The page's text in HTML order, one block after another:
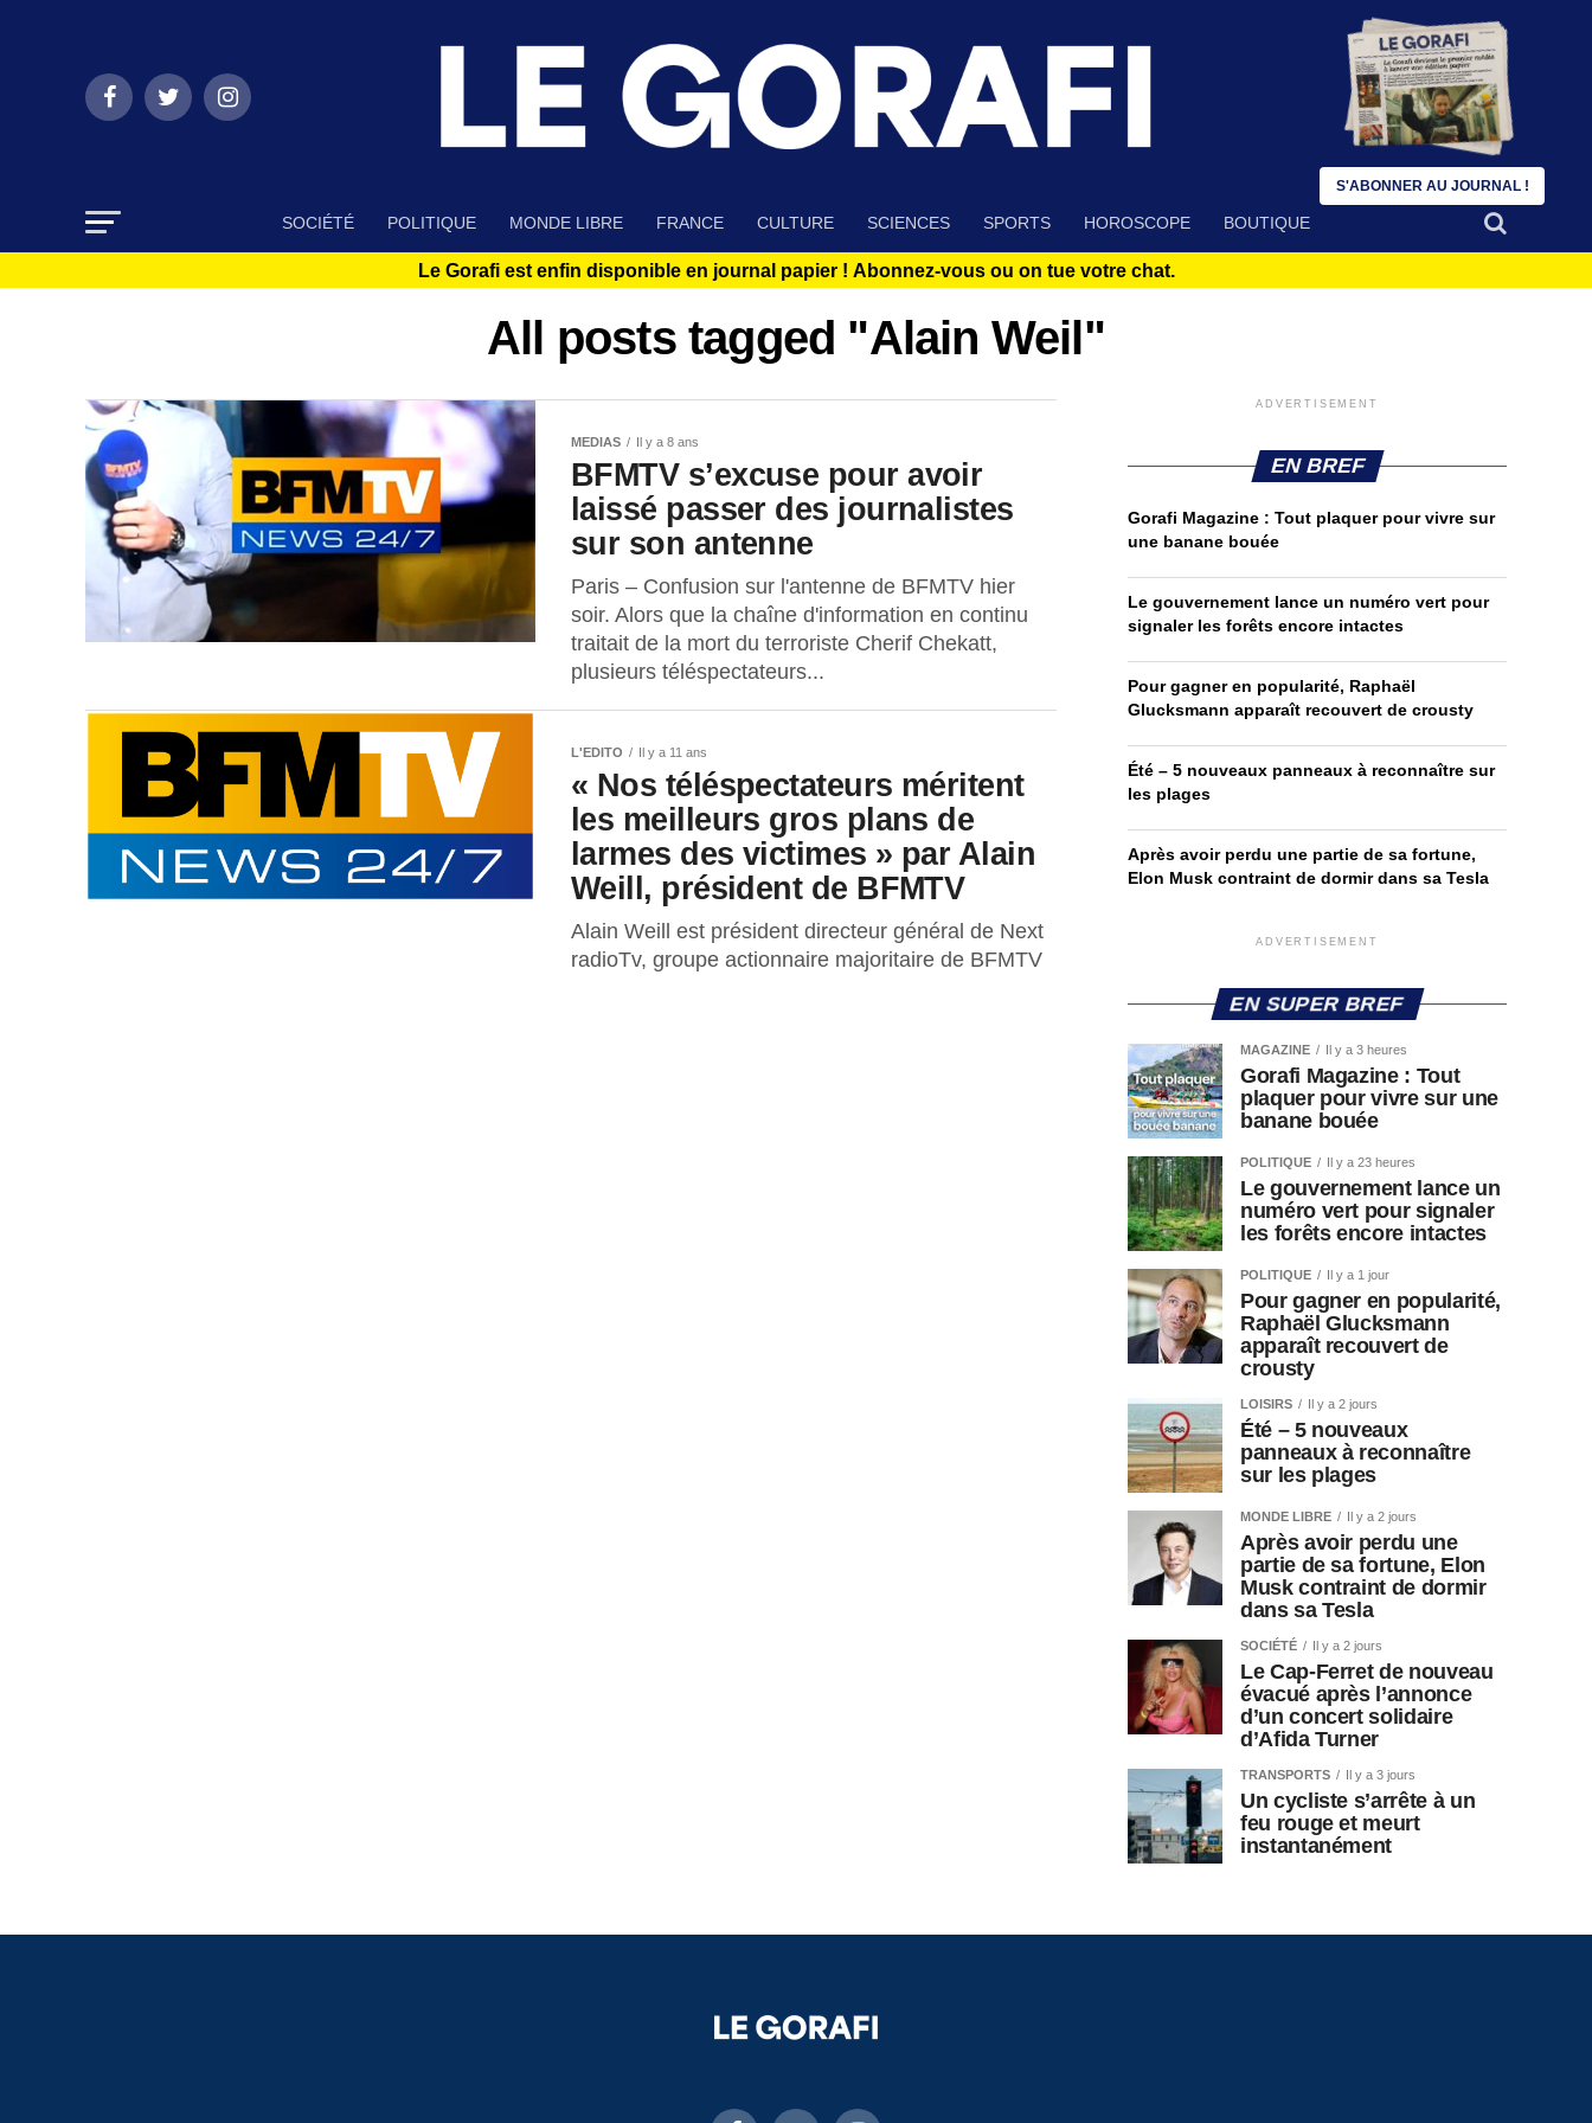
SOCIÉTÉ POLITIQUE MONDE LIBRE FRANCE CULTURE SCIENCES SPORTS HOROSCOPE BOUTIQUE
Le Gorafi est enfin disponible en journal papier ! Abonnez-vous ou on tue votre chat.
All posts tagged "Alain Weil"
MEDIAS Il y a 8 ans
BFMTV s’excuse pour avoir
laissé passer des journalistes
sur son antenne
Paris – Confusion sur l'antenne de BFMTV hier
soir. Alors que la chaîne d'information en continu
traitait de la mort du terroriste Cherif Chekatt,
plusieurs téléspectateurs...
L'EDITO Il y a 11 ans
« Nos téléspectateurs méritent
les meilleurs gros plans de
larmes des victimes » par Alain
Weill, président de BFMTV
Alain Weill est président directeur général de Next
radioTv, groupe actionnaire majoritaire de BFMTV
ADVERTISEMENT
EN BREF
Gorafi Magazine : Tout plaquer pour vivre sur
une banane bouée
Le gouvernement lance un numéro vert pour
signaler les forêts encore intactes
Pour gagner en popularité, Raphaël
Glucksmann apparaît recouvert de crousty
Été – 5 nouveaux panneaux à reconnaître sur
les plages
Après avoir perdu une partie de sa fortune,
Elon Musk contraint de dormir dans sa Tesla
ADVERTISEMENT
EN SUPER BREF
MAGAZINE Il y a 3 heures
Gorafi Magazine : Tout
plaquer pour vivre sur une
banane bouée
POLITIQUE Il y a 23 heures
Le gouvernement lance un
numéro vert pour signaler
les forêts encore intactes
POLITIQUE Il y a 1 jour
Pour gagner en popularité,
Raphaël Glucksmann
apparaît recouvert de
crousty
LOISIRS Il y a 2 jours
Été – 5 nouveaux
panneaux à reconnaître
sur les plages
MONDE LIBRE Il y a 2 jours
Après avoir perdu une
partie de sa fortune, Elon
Musk contraint de dormir
dans sa Tesla
SOCIÉTÉ Il y a 2 jours
Le Cap-Ferret de nouveau
évacué après l’annonce
d’un concert solidaire
d’Afida Turner
TRANSPORTS Il y a 3 jours
Un cycliste s’arrête à un
feu rouge et meurt
instantanément
S'ABONNER AU JOURNAL !